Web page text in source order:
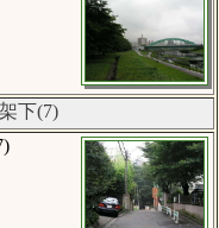
下(7)